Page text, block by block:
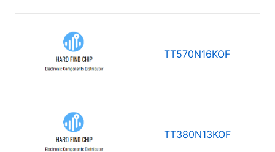
TT570N16KOF
TT380N13KOF